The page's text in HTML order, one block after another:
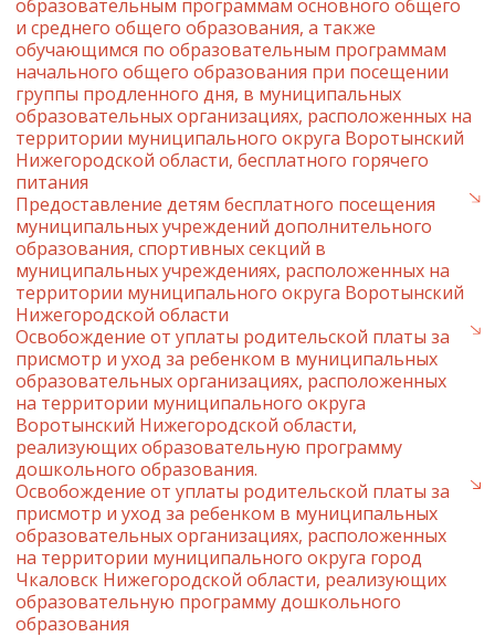
образовательным программам основного общего
и среднего общего образования, а также
обучающимся по образовательным программам
начального общего образования при посещении
группы продленного дня, в муниципальных
образовательных организациях, расположенных на
территории муниципального округа Воротынский
Нижегородской области, бесплатного горячего
питания
Предоставление детям бесплатного посещения
муниципальных учреждений дополнительного
образования, спортивных секций в
муниципальных учреждениях, расположенных на
территории муниципального округа Воротынский
Нижегородской области
Освобождение от уплаты родительской платы за
присмотр и уход за ребенком в муниципальных
образовательных организациях, расположенных
на территории муниципального округа
Воротынский Нижегородской области,
реализующих образовательную программу
дошкольного образования.
Освобождение от уплаты родительской платы за
присмотр и уход за ребенком в муниципальных
образовательных организациях, расположенных
на территории муниципального округа город
Чкаловск Нижегородской области, реализующих
образовательную программу дошкольного
образования